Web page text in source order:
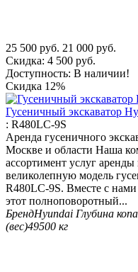
25 500 руб. 21 000 руб.
Скидка: 4 500 руб.
Доступность: В наличии!
Скидка 12%
Гусеничный экскаватор
: R480LC-9S
Аренда гусеничного
Москве и области Наша
ассортимент услуг
великолепную модель
R480LC-9S. Вместе с
этот полноповоротный...
БрендHyundai Глубина
(вес)49500 кг